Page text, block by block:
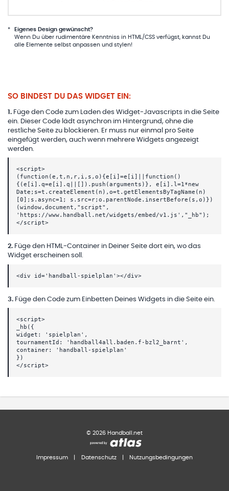
*
Eigenes Design gewünscht?
Wenn Du über rudimentäre Kenntniss in HTML/CSS verfügst, kannst Du
alle Elemente selbst anpassen und stylen!
SO BINDEST DU DAS WIDGET EIN:
1 . Füge den Code zum Laden des Widget-Javascripts in die Seite
ein. Dieser Code lädt asynchron im Hintergrund, ohne die
restliche Seite zu blockieren. Er muss nur einmal pro Seite
eingefügt werden, auch wenn mehrere Widgets angezeigt
werden.
<script>
(function(e,t,n,r,i,s,o){e[i]=e[i]||function()
{(e[i].q=e[i].q||[]).push(arguments)}, e[i].l=1*new
Date;s=t.createElement(n),o=t.getElementsByTagName(n)
[0];s.async=1; s.src=r;o.parentNode.insertBefore(s,o)})
(window,document,"script",
'https://www.handball.net/widgets/embed/v1.js',"_hb");
</script>
2. Füge den HTML-Container in Deiner Seite dort ein, wo das
Widget erscheinen soll.
<div id='handball-spielplan'></div>
3. Füge den Code zum Einbetten Deines Widgets in die Seite ein.
<script>
_hb({
widget: 'spielplan',
tournamentId: 'handball4all.baden.f-bzl2_barnt',
container: 'handball-spielplan'
})
</script>
© 2026 Handball.net
Impressum Datenschutz Nutzungsbedingungen